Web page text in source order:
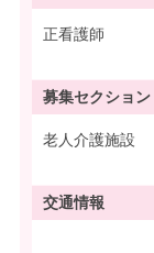
正看護師
募集セクション
老人介護施設
交通情報